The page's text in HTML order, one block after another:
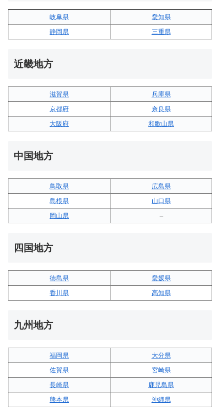
岐阜県
愛知県
静岡県
三重県
近畿地方
滋賀県
兵庫県
京都府
奈良県
大阪府
和歌山県
中国地方
鳥取県
広島県
島根県
山口県
岡山県
–
四国地方
徳島県
愛媛県
香川県
高知県
九州地方
福岡県
大分県
佐賀県
宮崎県
長崎県
鹿児島県
熊本県
沖縄県